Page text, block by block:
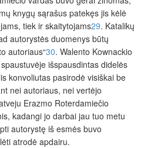
knygų sąrašus patekęs jis kėlė
tiek ir skaitytojams29. Katalikų
autorystės duomenys būtų
autoriaus“30. Walento Kownackio
išspausdintas didelės
konvoliutas pasirodė visiškai be
nei autoriaus, nei vertėjo
Erazmo Roterdamiečio
kadangi jo darbai jau tuo metu
autorystę iš esmės buvo
atrodė apdairu.